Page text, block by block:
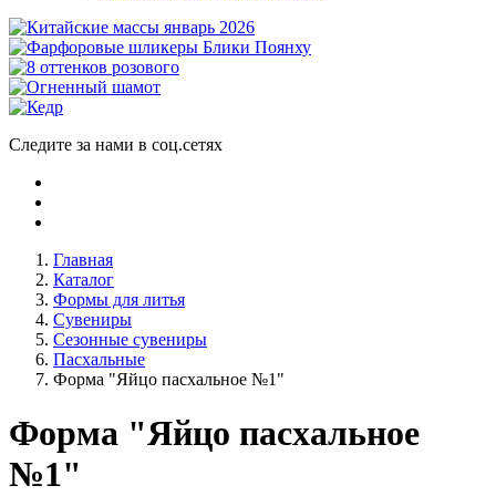
Следите за нами в соц.сетях
Главная
Каталог
Формы для литья
Сувениры
Сезонные сувениры
Пасхальные
Форма "Яйцо пасхальное №1"
Форма "Яйцо пасхальное
№1"